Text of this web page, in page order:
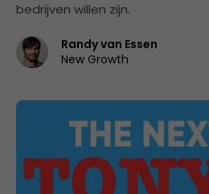
bedrijven willen zijn.
Randy van Essen
New Growth